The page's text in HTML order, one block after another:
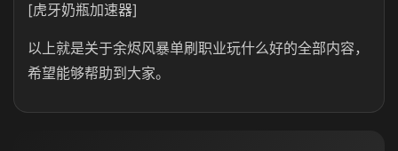
[虎牙奶瓶加速器]
以上就是关于余烬风暴单刷职业玩什么好的全部内容，
希望能够帮助到大家。